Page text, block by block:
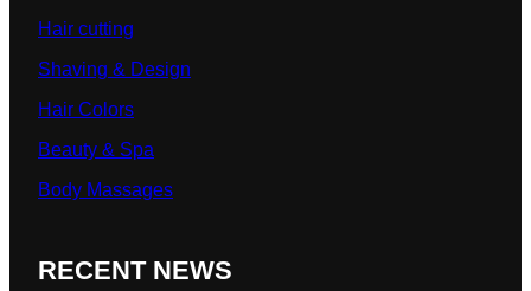
Hair cutting
Shaving & Design
Hair Colors
Beauty & Spa
Body Massages
RECENT NEWS